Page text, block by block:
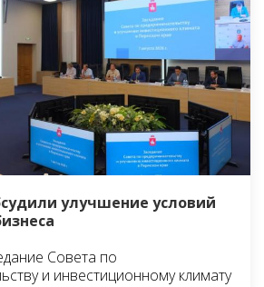
улучшение условий
Совета по
и инвестиционному климату